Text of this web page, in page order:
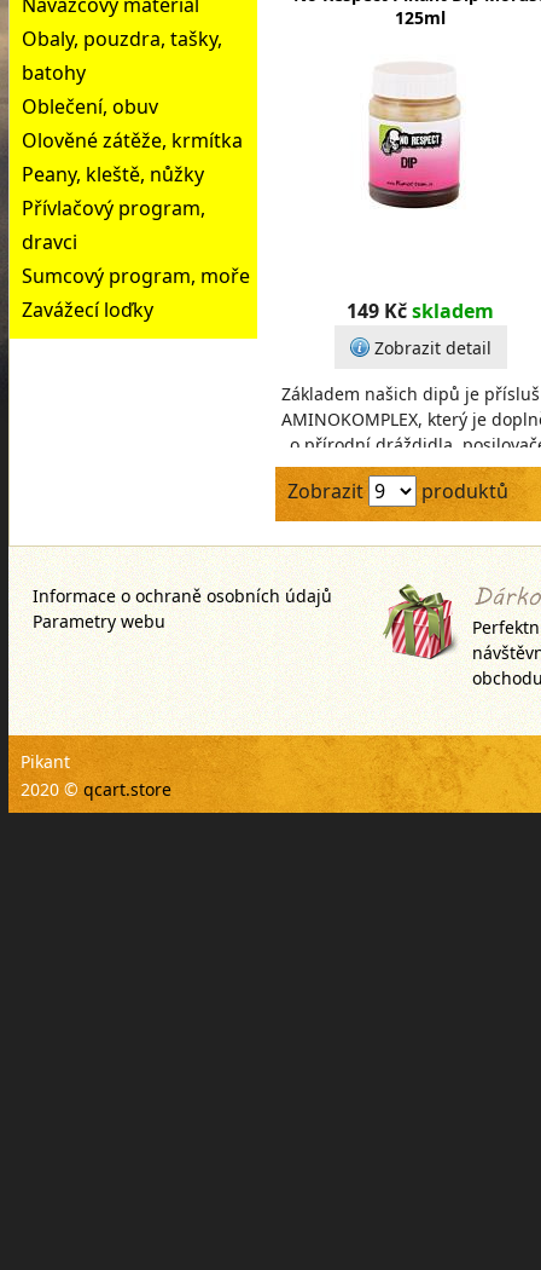
Obaly, pouzdra, tašky,
batohy
Oblečení, obuv
Olověné zátěže, krmítka
Peany, kleště, nůžky
Přívlačový program,
dravci
Sumcový program, moře
Zavážecí loďky
125ml
149 Kčskladem
Zobrazit detail
Základem našich dipů je
AMINOKOMPLEX, který je
o přírodní dráždidla,
aromy, aby byla vaše
výjimečná.D
Zobrazit produktů
Informace o ochraně osobních údajů
Parametry webu
Pikant
2020 © qcart.store